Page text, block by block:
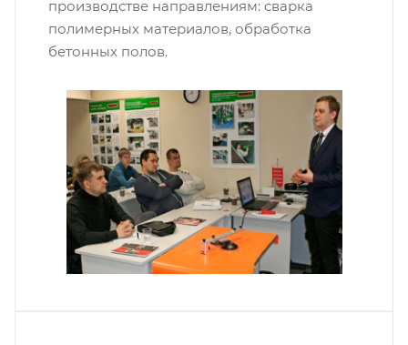
производстве направлениям: сварка
полимерных материалов, обработка
бетонных полов.